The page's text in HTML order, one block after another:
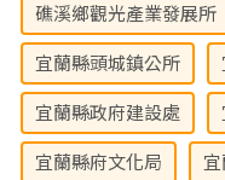
礁溪鄉觀光產業發展所
宜蘭縣頭城鎮公所
宜蘭縣政府建設處
宜蘭縣府文化局